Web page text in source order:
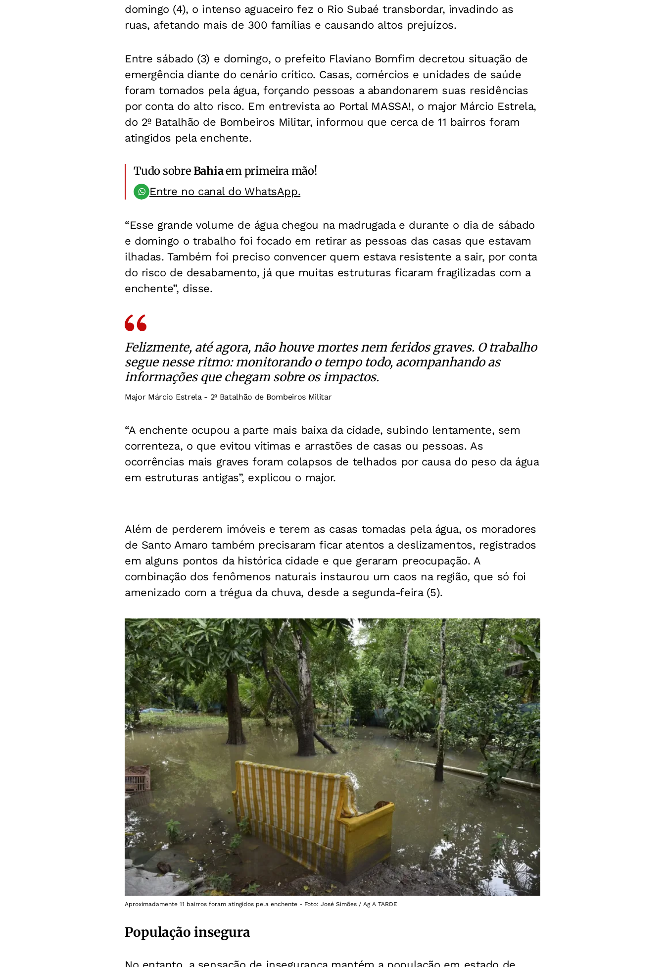
domingo (4), o intenso aguaceiro fez o Rio Subaé transbordar, invadindo as
ruas, afetando mais de 300 famílias e causando altos prejuízos.
Entre sábado (3) e domingo, o prefeito Flaviano Bomfim decretou situação de
emergência diante do cenário crítico. Casas, comércios e unidades de saúde
foram tomados pela água, forçando pessoas a abandonarem suas residências
por conta do alto risco. Em entrevista ao Portal MASSA!, o major Márcio Estrela,
do 2º Batalhão de Bombeiros Militar, informou que cerca de 11 bairros foram
atingidos pela enchente.
Tudo sobreBahiaem primeira mão!
Entre no canal do WhatsApp.
“Esse grande volume de água chegou na madrugada e durante o dia de sábado
e domingo o trabalho foi focado em retirar as pessoas das casas que estavam
ilhadas. Também foi preciso convencer quem estava resistente a sair, por conta
do risco de desabamento, já que muitas estruturas ficaram fragilizadas com a
enchente”, disse.
Felizmente, até agora, não houve mortes nem feridos graves. O trabalho
segue nesse ritmo: monitorando o tempo todo, acompanhando as
informações que chegam sobre os impactos.
Major Márcio Estrela - 2º Batalhão de Bombeiros Militar
“A enchente ocupou a parte mais baixa da cidade, subindo lentamente, sem
correnteza, o que evitou vítimas e arrastões de casas ou pessoas. As
ocorrências mais graves foram colapsos de telhados por causa do peso da água
em estruturas antigas”, explicou o major.
Além de perderem imóveis e terem as casas tomadas pela água, os moradores
de Santo Amaro também precisaram ficar atentos a deslizamentos, registrados
em alguns pontos da histórica cidade e que geraram preocupação. A
combinação dos fenômenos naturais instaurou um caos na região, que só foi
amenizado com a trégua da chuva, desde a segunda-feira (5).
Aproximadamente 11 bairros foram atingidos pela enchente - Foto: José Simões / Ag A TARDE
População insegura